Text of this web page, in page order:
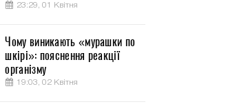
23:29, 01 Квітня
Чому виникають «мурашки по
шкірі»: пояснення реакції
організму
19:03, 02 Квітня